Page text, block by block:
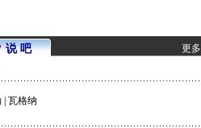
说 吧 更
| 瓦格纳